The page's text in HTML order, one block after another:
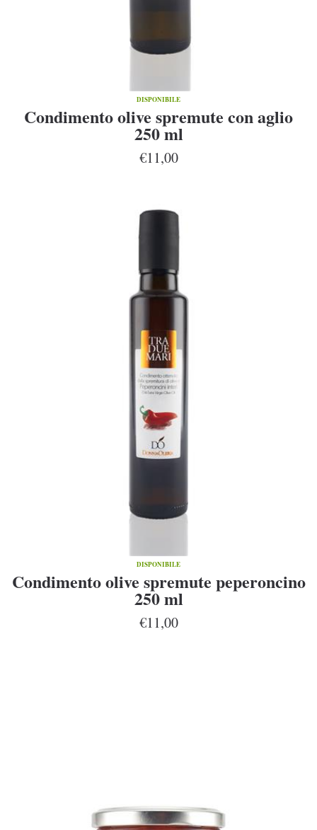
DISPONIBILE
Condimento olive spremute con aglio
250 ml
€11,00
DISPONIBILE
Condimento olive spremute peperoncino
250 ml
€11,00